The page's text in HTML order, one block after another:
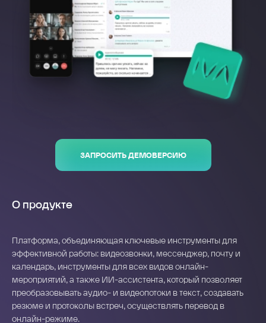
ЗАПРОСИТЬ ДЕМОВЕРСИЮ
О продукте
Платформа, объединяющая ключевые инструменты для
эффективной работы: видеозвонки, мессенджер, почту и
календарь, инструменты для всех видов онлайн-
мероприятий, а также ИИ-ассистента, который позволяет
преобразовывать аудио- и видеопотоки в текст, создавать
резюме и протоколы встреч, осуществлять перевод в
онлайн-режиме.